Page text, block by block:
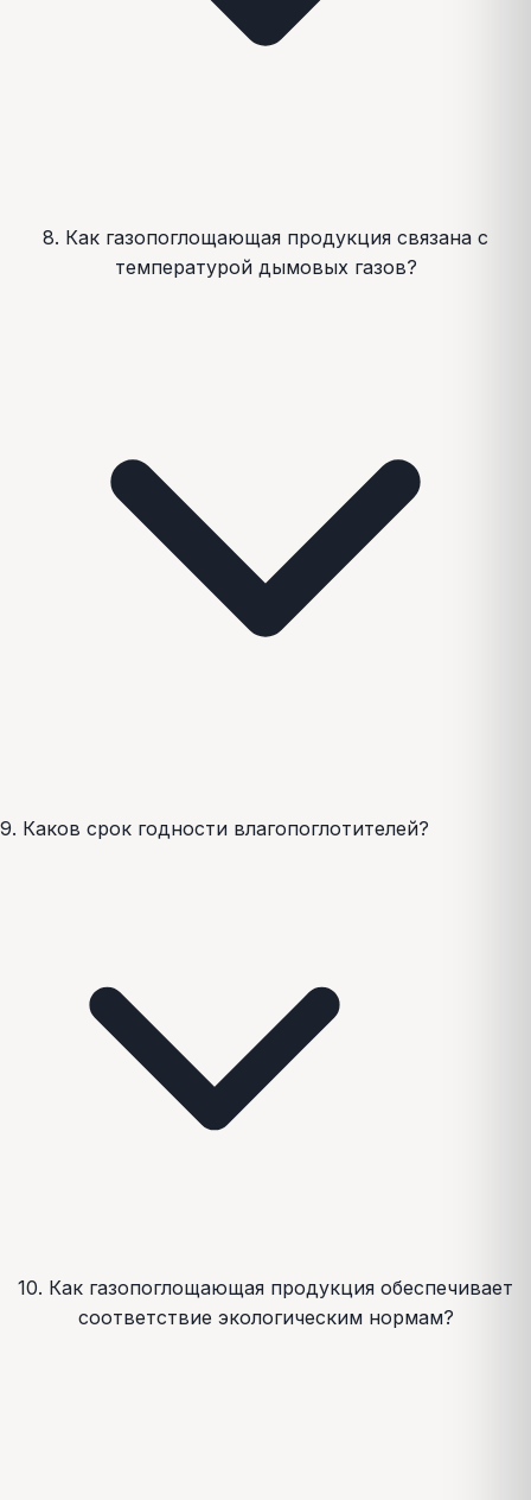
8. Как газопоглощающая продукция связана с
температурой дымовых газов?
9. Каков срок годности влагопоглотителей?
10. Как газопоглощающая продукция обеспечивает
соответствие экологическим нормам?